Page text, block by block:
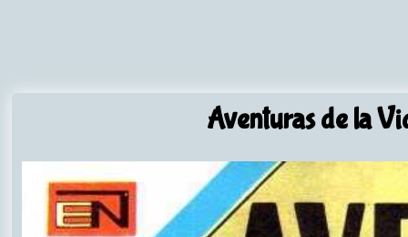
Aventuras de la